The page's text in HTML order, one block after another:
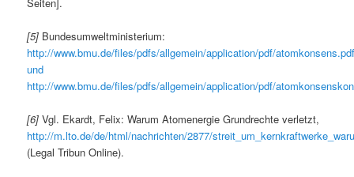
[5] Bundesumweltministerium:
http://www.bmu.de/files/pdfs/allgemein/application/pdf/
und
http://www.bmu.de/files/pdfs/allgemein/application/pdf/
[6] Vgl. Ekardt, Felix: Warum Atomenergie Grundrechte verletzt,
http://m.lto.de/de/html/nachrichten/2877/
(Legal Tribun Online).